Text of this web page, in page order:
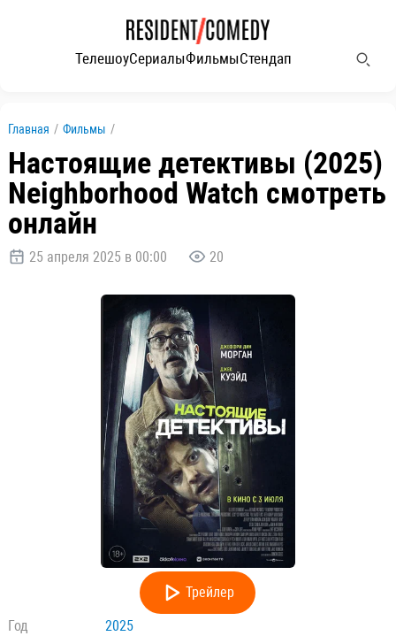
ТелешоуСериалыФильмыСтендап
Главная / Фильмы /
Настоящие детективы (2025)
Neighborhood Watch смотреть
онлайн
25 апреля 2025 в 00:00 20
Трейлер
Год
2025